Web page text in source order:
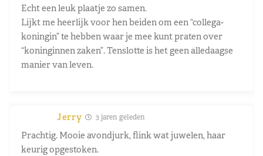
Echt een leuk plaatje zo samen.
Lijkt me heerlijk voor hen beiden om een “collega-
koningin” te hebben waar je mee kunt praten over
“koninginnen zaken”. Tenslotte is het geen alledaagse
manier van leven.
Jerry 3 jaren geleden
Prachtig. Mooie avondjurk, flink wat juwelen, haar
keurig opgestoken.